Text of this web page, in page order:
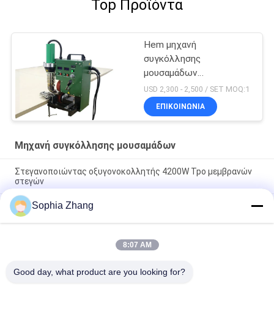
Top Προϊόντα
Hem μηχανή
συγκόλλησης
μουσαμάδων
συγκόλλησης
USD 2,300 - 2,500 / SET MOQ:1
ΕΠΙΚΟΙΝΩΝΙΑ
Μηχανή συγκόλλησης μουσαμάδων
Στεγανοποιώντας οξυγονοκολλητής 4200W Tpo μεμβρανών
στεγών
Η σκιά πλέει τη μηχανή συγκόλλησης μουσαμάδων μεμβρανών
3000w
Πλαστική καυτή Ldpe λειωμένων μετάλλων μηχανή
συγκόλλησης μουσαμάδων για το υψηλής θερμοκρασίας
Sophia Zhang
8:07 AM
Good day, what product are you looking for?